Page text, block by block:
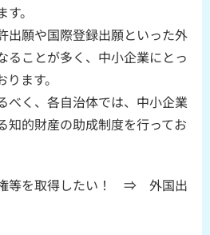
。
出願や国際登録出願といった外
ることが多く、中小企業にとっ
ます。
べく、各自治体では、中小企業
知的財産の助成制度を行ってお
等を取得したい！ ⇒ 外国出